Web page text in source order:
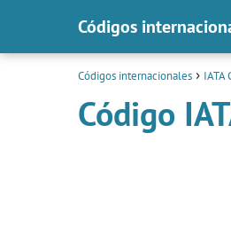
Códigos
Códigos internacionales IATA
Código